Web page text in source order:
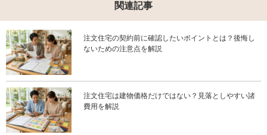
関連記事
注文住宅の契約前に確認したいポイントとは？後悔し
ないための注意点を解説
注文住宅は建物価格だけではない？見落としやすい諸
費用を解説